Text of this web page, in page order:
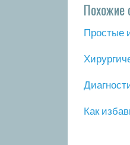
Похожие
Прοстые
Как